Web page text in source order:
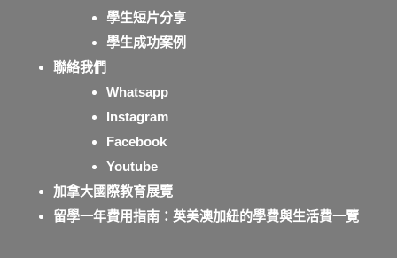
學生短片分享
學生成功案例
聯絡我們
Whatsapp
Instagram
Facebook
Youtube
加拿大國際教育展覽
留學一年費用指南：英美澳加紐的學費與生活費一覽